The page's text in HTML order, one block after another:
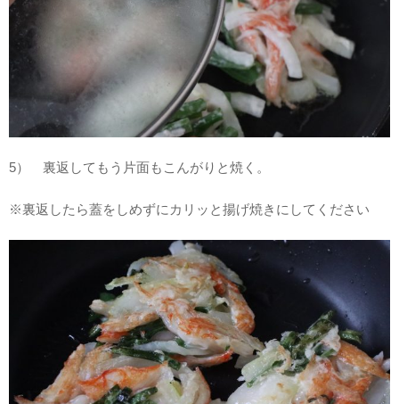
5） 裏返してもう片面もこんがりと焼く。
※裏返したら蓋をしめずにカリッと揚げ焼きにしてください